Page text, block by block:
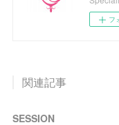
フ
関連記事
SESSION